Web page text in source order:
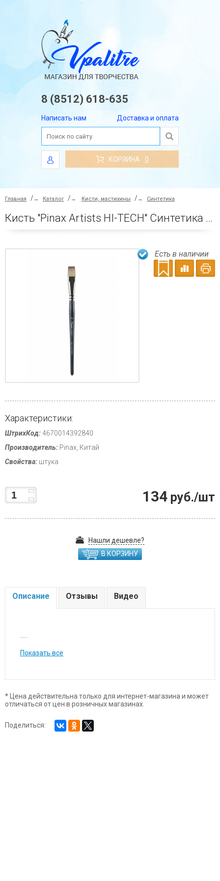
8 (8512) 618-635
Написать нам Доставка и оплата
КОРЗИНА 0
Главная → Каталог → Кисти, мастихины → Синтетика
Кисть "Pinax Artists HI-TECH" Синтетика ПЛОСКАЯ КОРОТКАЯ N 6
Есть в наличии
Характеристики:
ШтрихКод:4670014392840
Производитель: Pinax, Китай
Свойства: штука
134 руб./шт
Нашли дешевле?
В КОРЗИНУ
Описание Отзывы Видео
Показать все
* Цена действительна только для интернет-магазина и может
отличаться от цен в розничных магазинах.
Поделиться: